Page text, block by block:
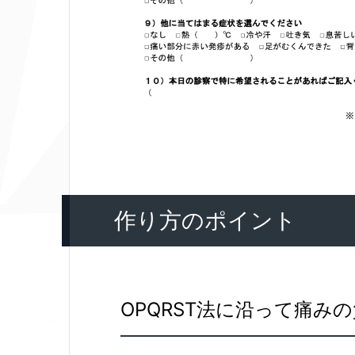
作り方のポイント
OPQRST法に沿って痛み